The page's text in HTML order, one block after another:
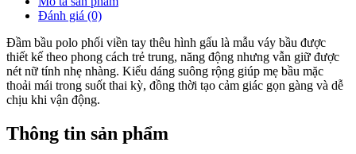
Đánh giá (0)
Đầm bầu polo phối viền tay thêu hình gấu là mẫu váy bầu được
thiết kế theo phong cách trẻ trung, năng động nhưng vẫn giữ được
nét nữ tính nhẹ nhàng. Kiểu dáng suông rộng giúp mẹ bầu mặc
thoải mái trong suốt thai kỳ, đồng thời tạo cảm giác gọn gàng và dễ
chịu khi vận động.
Thông tin sản phẩm